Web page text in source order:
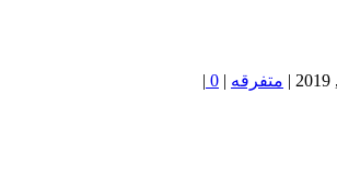
| متفرقه |
0
|